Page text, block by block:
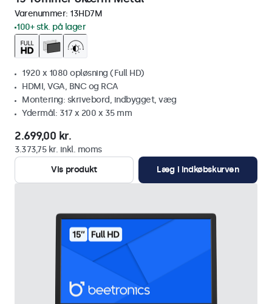
Varenummer: 13HD7M
100+ stk. på lager
1920 x 1080 opløsning (Full HD)
HDMI, VGA, BNC og RCA
Montering: skrivebord, indbygget, væg
Ydermål: 317 x 200 x 35 mm
2.699,00 kr.
3.373,75 kr. inkl. moms
Vis produkt
Læg i indkøbskurven